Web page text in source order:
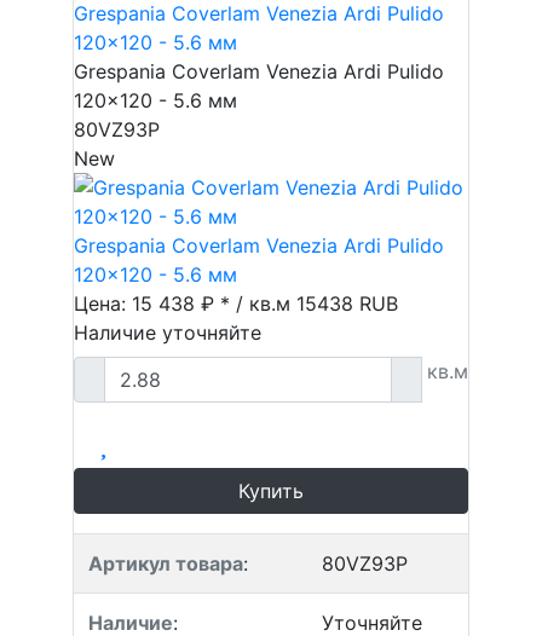
Grespania Coverlam Venezia Ardi Pulido
120x120 - 5.6 мм
Grespania Coverlam Venezia Ardi Pulido
120x120 - 5.6 мм
80VZ93P
New
Grespania Coverlam Venezia Ardi Pulido
120x120 - 5.6 мм
Цена: 15 438 ₽ * / кв.м 15438 RUB
Наличие уточняйте
кв.м
Купить
Артикул товара: 80VZ93P
Наличие: Уточняйте